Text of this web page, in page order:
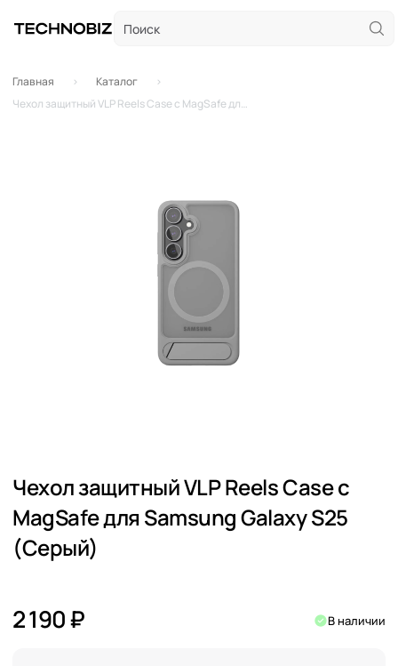
Главная
Каталог
Чехол защитный VLP Reels Case с MagSafe для Samsung Galaxy S25 (Серый)
Чехол защитный VLP Reels Case с
MagSafe для Samsung Galaxy S25
(Серый)
2 190 ₽ В наличии